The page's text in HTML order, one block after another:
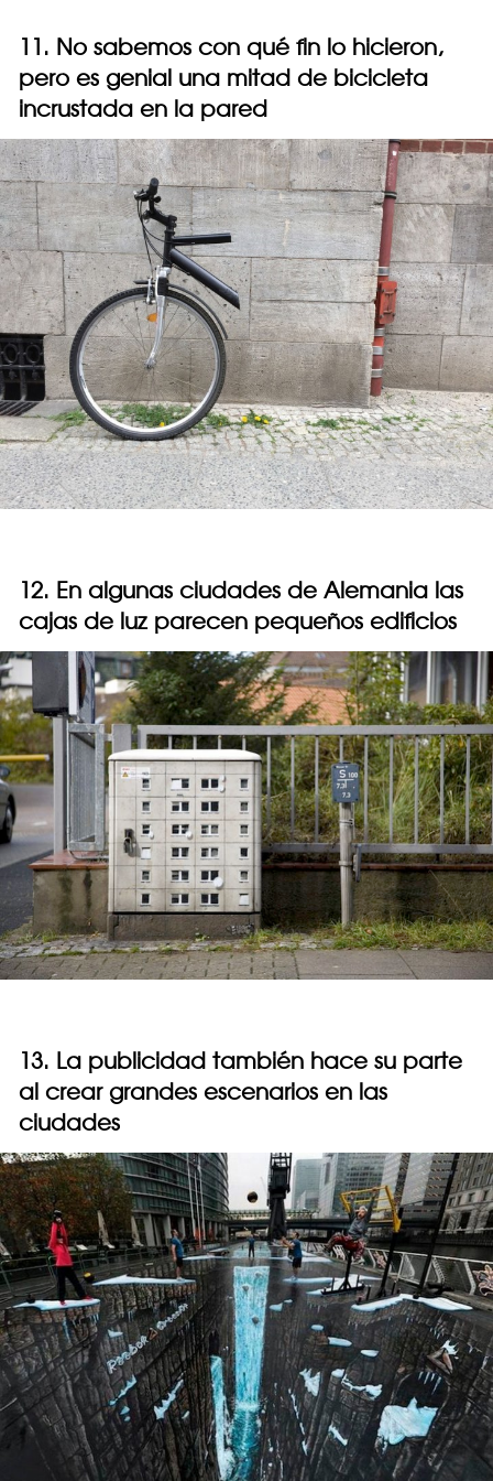
11. No sabemos con qué fin lo hicieron,
pero es genial una mitad de bicicleta
incrustada en la pared
12. En algunas ciudades de Alemania las
cajas de luz parecen pequeños edificios
13. La publicidad también hace su parte
al crear grandes escenarios en las
ciudades